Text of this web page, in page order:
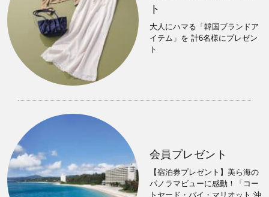
ト
大人にハマる「韓国ブランドア
イテム」を 計6名様にプレゼン
ト
会員プレゼント
【宿泊券プレゼント】美ら海の
パノラマビューに感動！「コー
トヤード・バイ・マリオット 沖